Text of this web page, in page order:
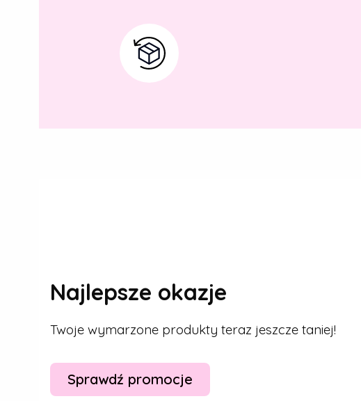
Najlepsze okazje
Twoje wymarzone produkty teraz jeszcze taniej!
Sprawdź promocje